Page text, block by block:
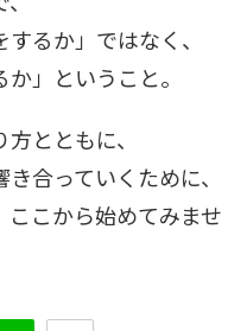
るか」ではなく、
」ということ。
とともに、
合っていくために、
こから始めてみませ